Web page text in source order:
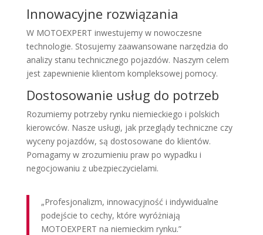
Innowacyjne rozwiązania
W MOTOEXPERT inwestujemy w nowoczesne
technologie. Stosujemy zaawansowane narzędzia do
analizy stanu technicznego pojazdów. Naszym celem
jest zapewnienie klientom kompleksowej pomocy.
Dostosowanie usług do potrzeb
Rozumiemy potrzeby rynku niemieckiego i polskich
kierowców. Nasze usługi, jak przeglądy techniczne czy
wyceny pojazdów, są dostosowane do klientów.
Pomagamy w zrozumieniu praw po wypadku i
negocjowaniu z ubezpieczycielami.
„Profesjonalizm, innowacyjność i indywidualne
podejście to cechy, które wyróżniają
MOTOEXPERT na niemieckim rynku.”